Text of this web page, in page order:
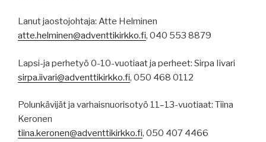
Lanut jaostojohtaja: Atte Helminen
atte.helminen@adventtikirkko.fi, 040 553 8879
Lapsi-ja perhetyö 0-10-vuotiaat ja perheet: Sirpa Iivari
sirpa.iivari@adventtikirkko.fi, 050 468 0112
Polunkävijät ja varhaisnuorisotyö 11–13-vuotiaat: Tiina
Keronen
tiina.keronen@adventtikirkko.fi, 050 407 4466